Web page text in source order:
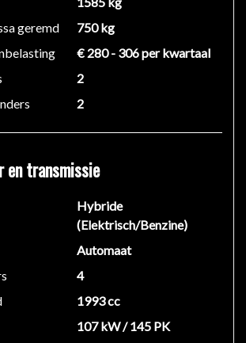
- elektrisch verstelbaar, inklapbaar en
getint glas
glas voor ruiten vooraan
Premium Crystal Red
Go navigatiesysteem
systeem
op het stuurwiel
geremd
750 kg
€ 280 - 306 per kwartaal
2
2
en transmissie
Hybride
(Elektrisch/Benzine)
Automaat
4
1993 cc
107 kW / 145 PK